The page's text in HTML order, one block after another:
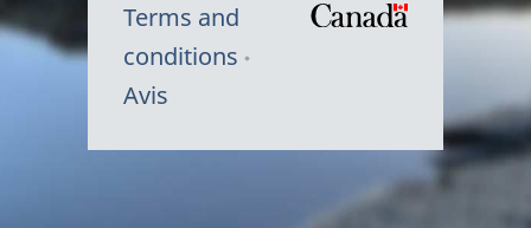
Terms and
conditions
Avis
du